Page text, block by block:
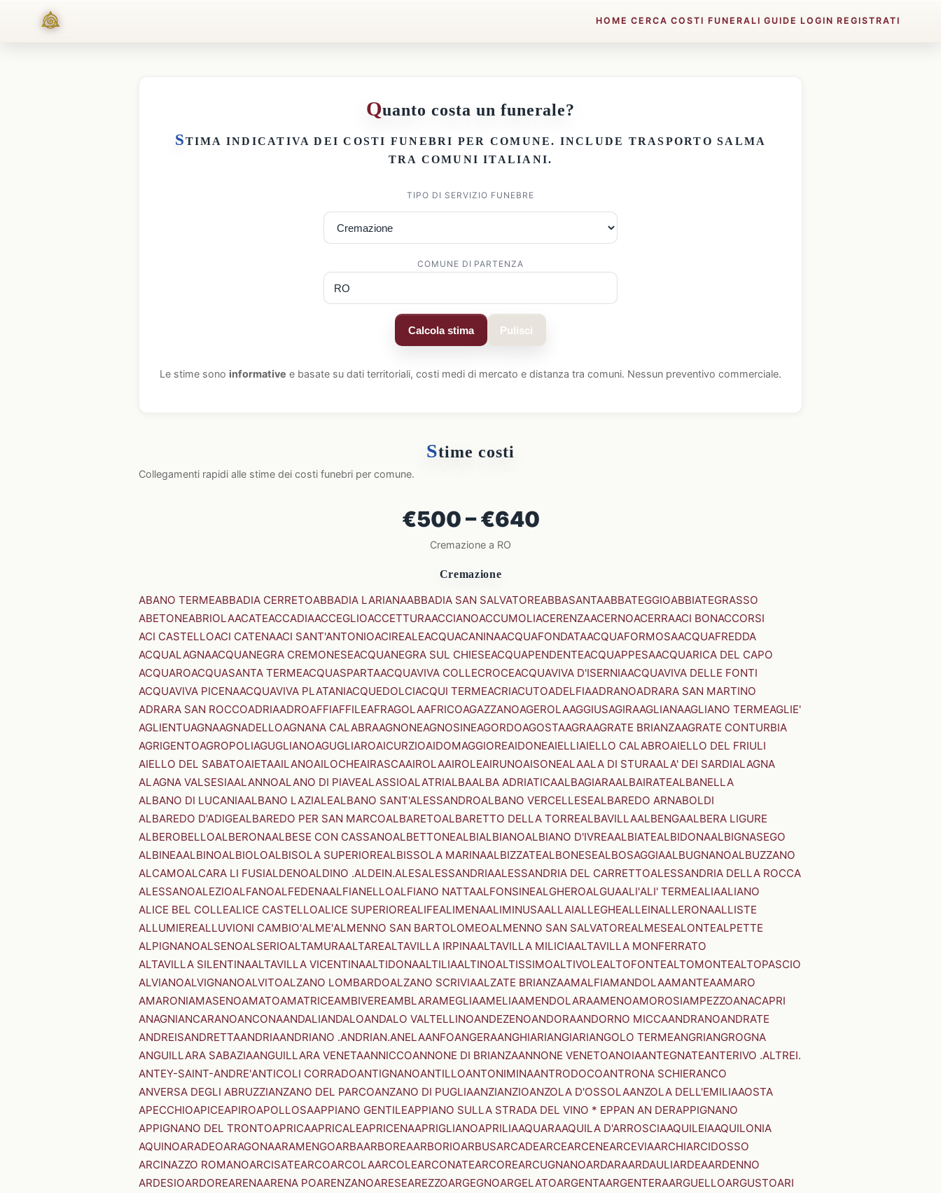
HOME CERCA COSTI FUNERALI GUIDE LOGIN REGISTRATI
Quanto costa un funerale?
STIMA INDICATIVA DEICOSTI FUNEBRI PER COMUNE. INCLUDE TRASPORTO SALMA
TRA COMUNI ITALIANI.
TIPO DI SERVIZIO FUNEBRE
COMUNE DI PARTENZA
Calcola stima Pulisci
Le stime sono informative e basate su dati territoriali, costi medi di mercato e distanza tra comuni. Nessun preventivo commerciale.
Stime costi
Collegamenti rapidi alle stime dei costi funebri per comune.
€500 – €640
Cremazione a RO
Cremazione
ABANO TERMEABBADIA CERRETOABBADIA LARIANAABBADIA SAN SALVATOREABBASANTAABBATEGGIOABBIATEGRASSO
ABETONEABRIOLAACATEACCADIAACCEGLIOACCETTURAACCIANOACCUMOLIACERENZAACERNOACERRAACI BONACCORSI
ACI CASTELLOACI CATENAACI SANT'ANTONIOACIREALEACQUACANINAACQUAFONDATAACQUAFORMOSAACQUAFREDDA
ACQUALAGNAACQUANEGRA CREMONESEACQUANEGRA SUL CHIESEACQUAPENDENTEACQUAPPESAACQUARICA DEL CAPO
ACQUAROACQUASANTA TERMEACQUASPARTAACQUAVIVA COLLECROCEACQUAVIVA D'ISERNIAACQUAVIVA DELLE FONTI
ACQUAVIVA PICENAACQUAVIVA PLATANIACQUEDOLCIACQUI TERMEACRIACUTOADELFIAADRANOADRARA SAN MARTINO
ADRARA SAN ROCCOADRIAADROAFFIAFFILEAFRAGOLAAFRICOAGAZZANOAGEROLAAGGIUSAGIRAAGLIANAAGLIANO TERMEAGLIE'
AGLIENTUAGNAAGNADELLOAGNANA CALABRAAGNONEAGNOSINEAGORDOAGOSTAAGRAAGRATE BRIANZAAGRATE CONTURBIA
AGRIGENTOAGROPOLIAGUGLIANOAGUGLIAROAICURZIOAIDOMAGGIOREAIDONEAIELLIAIELLO CALABROAIELLO DEL FRIULI
AIELLO DEL SABATOAIETAAILANOAILOCHEAIRASCAAIROLAAIROLEAIRUNOAISONEALAALA DI STURAALA' DEI SARDIALAGNA
ALAGNA VALSESIAALANNOALANO DI PIAVEALASSIOALATRIALBAALBA ADRIATICAALBAGIARAALBAIRATEALBANELLA
ALBANO DI LUCANIAALBANO LAZIALEALBANO SANT'ALESSANDROALBANO VERCELLESEALBAREDO ARNABOLDI
ALBAREDO D'ADIGEALBAREDO PER SAN MARCOALBARETOALBARETTO DELLA TORREALBAVILLAALBENGAALBERA LIGURE
ALBEROBELLOALBERONAALBESE CON CASSANOALBETTONEALBIALBIANOALBIANO D'IVREAALBIATEALBIDONAALBIGNASEGO
ALBINEAALBINOALBIOLOALBISOLA SUPERIOREALBISSOLA MARINAALBIZZATEALBONESEALBOSAGGIAALBUGNANOALBUZZANO
ALCAMOALCARA LI FUSIALDENOALDINO .ALDEIN.ALESALESSANDRIAALESSANDRIA DEL CARRETTOALESSANDRIA DELLA ROCCA
ALESSANOALEZIOALFANOALFEDENAALFIANELLOALFIANO NATTAALFONSINEALGHEROALGUAALI'ALI' TERMEALIAALIANO
ALICE BEL COLLEALICE CASTELLOALICE SUPERIOREALIFEALIMENAALIMINUSAALLAIALLEGHEALLEINALLERONAALLISTE
ALLUMIEREALLUVIONI CAMBIO'ALME'ALMENNO SAN BARTOLOMEOALMENNO SAN SALVATOREALMESEALONTEALPETTE
ALPIGNANOALSENOALSERIOALTAMURAALTAREALTAVILLA IRPINAALTAVILLA MILICIAALTAVILLA MONFERRATO
ALTAVILLA SILENTINAALTAVILLA VICENTINAALTIDONAALTILIAALTINOALTISSIMOALTIVOLEALTOFONTEALTOMONTEALTOPASCIO
ALVIANOALVIGNANOALVITOALZANO LOMBARDOALZANO SCRIVIAALZATE BRIANZAAMALFIAMANDOLAAMANTEAAMARO
AMARONIAMASENOAMATOAMATRICEAMBIVEREAMBLARAMEGLIAAMELIAAMENDOLARAAMENOAMOROSIAMPEZZOANACAPRI
ANAGNIANCARANOANCONAANDALIANDALOANDALO VALTELLINOANDEZENOANDORAANDORNO MICCAANDRANOANDRATE
ANDREISANDRETTAANDRIAANDRIANO .ANDRIAN.ANELAANFOANGERAANGHIARIANGIARIANGOLO TERMEANGRIANGROGNA
ANGUILLARA SABAZIAANGUILLARA VENETAANNICCOANNONE DI BRIANZAANNONE VENETOANOIAANTEGNATEANTERIVO .ALTREI.
ANTEY-SAINT-ANDRE'ANTICOLI CORRADOANTIGNANOANTILLOANTONIMINAANTRODOCOANTRONA SCHIERANCO
ANVERSA DEGLI ABRUZZIANZANO DEL PARCOANZANO DI PUGLIAANZIANZIOANZOLA D'OSSOLAANZOLA DELL'EMILIAAOSTA
APECCHIOAPICEAPIROAPOLLOSAAPPIANO GENTILEAPPIANO SULLA STRADA DEL VINO * EPPAN AN DERAPPIGNANO
APPIGNANO DEL TRONTOAPRICAAPRICALEAPRICENAAPRIGLIANOAPRILIAAQUARAAQUILA D'ARROSCIAAQUILEIAAQUILONIA
AQUINOARADEOARAGONAARAMENGOARBAARBOREAARBORIOARBUSARCADEARCEARCENEARCEVIAARCHIARCIDOSSO
ARCINAZZO ROMANOARCISATEARCOARCOLAARCOLEARCONATEARCOREARCUGNANOARDARAARDAULIARDEAARDENNO
ARDESIOARDOREARENAARENA POARENZANOARESEAREZZOARGEGNOARGELATOARGENTAARGENTERAARGUELLOARGUSTOARI